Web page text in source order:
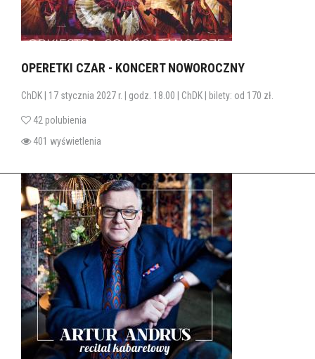
OPERETKI CZAR - KONCERT NOWOROCZNY
ChDK | 17 stycznia 2027 r. | godz. 18.00 | ChDK | bilety: od 170 zł.
42 polubienia
401 wyświetlenia